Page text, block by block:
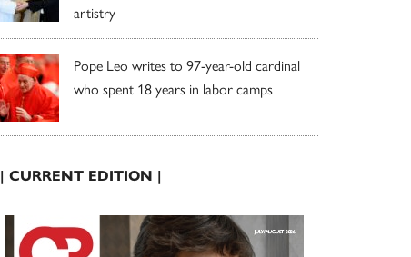
artistry
Pope Leo writes to 97-year-old cardinal
who spent 18 years in labor camps
| CURRENT EDITION |